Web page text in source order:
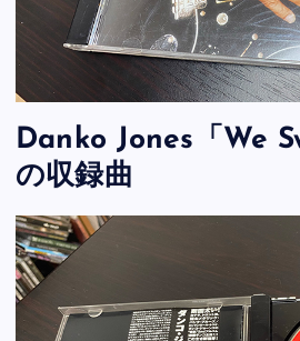
Danko Jones「We
の収録曲